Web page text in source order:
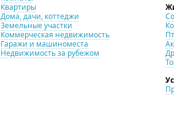
Квартиры
Дома, дачи, коттеджи
Земельные участки
Коммерческая недвижимость
Гаражи и машиноместа
Недвижимость за рубежом